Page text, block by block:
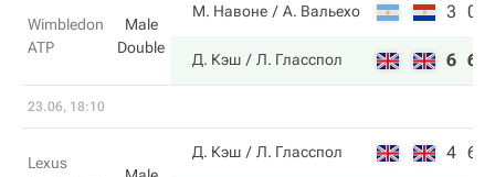
Wimbledon
ATP
Male
Double
М. Навоне А. Вальехо 3 0
Д. Кэш Л. Гласспол 6 6
23.06, 18:10
Lexus
Д. Кэш Л. Гласспол 4 6